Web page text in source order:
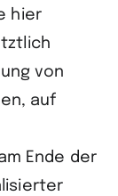
hier
von
auf
Ende der